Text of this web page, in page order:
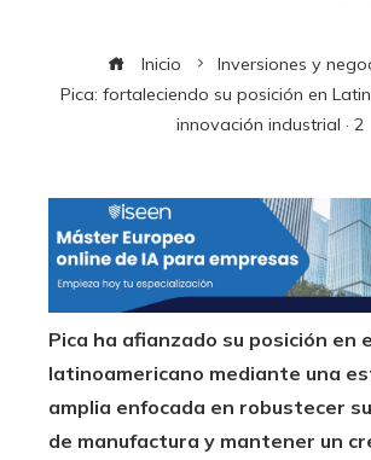
Inicio
Inversiones y
Pica: fortaleciendo su posición en
innovación industrial · 2
Pica ha afianzado su posición en
latinoamericano mediante una
amplia enfocada en robustecer
de manufactura y mantener un